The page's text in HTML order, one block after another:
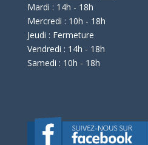
Mardi : 14h - 18h
Mercredi : 10h - 18h
Jeudi : Fermeture
Vendredi : 14h - 18h
Samedi : 10h - 18h